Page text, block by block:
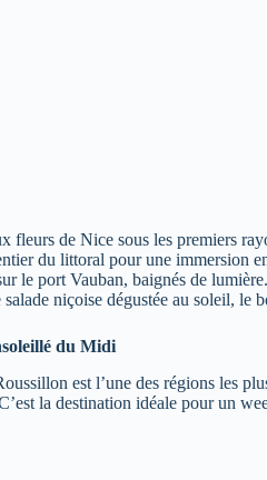
fleurs de Nice sous les premiers
du littoral pour une immersion
le port Vauban, baignés de lumière.
niçoise dégustée au soleil, le
du Midi
est l’une des régions les
la destination idéale pour un